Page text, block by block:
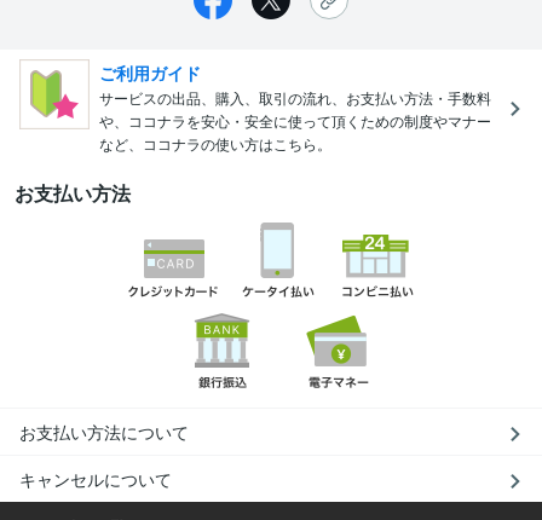
ご利用ガイド
サービスの出品、購入、取引の流れ、お支払い方法・手数料
や、ココナラを安心・安全に使って頂くための制度やマナー
など、ココナラの使い方はこちら。
お支払い方法
お支払い方法について
キャンセルについて